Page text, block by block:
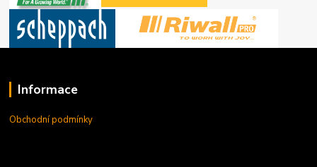
Informace
Obchodní podmínky